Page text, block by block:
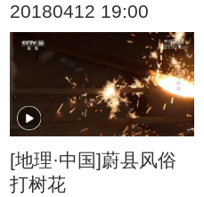
20180412 19:00
[地理·中国]蔚县风俗
打树花